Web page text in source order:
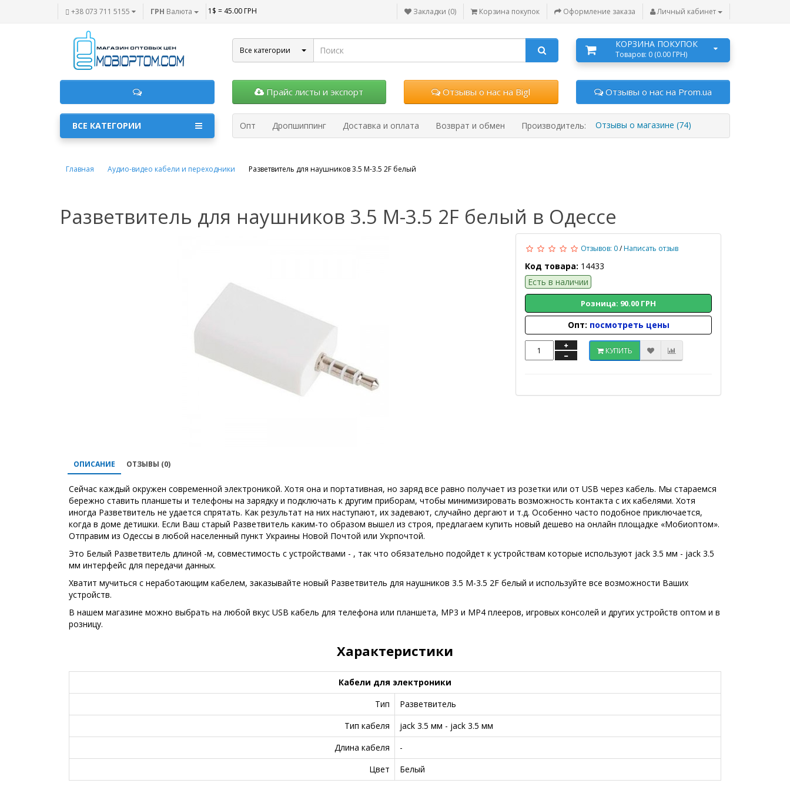
+38 073 711 5155 ГРН Валюта 1$ = 45.00 ГРН Закладки (0) Корзина покупок Оформление заказа Личный кабинет
Все категории
КОРЗИНА ПОКУПОК
Товаров: 0 (0.00 ГРН)
Прайс листы и экспорт Отзывы о нас на Bigl Отзывы о нас на Prom.ua
Опт Дропшиппинг Доставка и оплата Возврат и обмен Производитель: Отзывы о магазине (74)
ВСЕ КАТЕГОРИИ
Главная Аудио-видео кабели и переходники Разветвитель для наушников 3.5 M-3.5 2F белый
Разветвитель для наушников 3.5 M-3.5 2F белый в Одессе
Отзывов: 0/Написать отзыв
Код товара: 14433
Есть в наличии
Розница: 90.00 ГРН
Опт: посмотреть цены
КУПИТЬ
ОПИСАНИЕ ОТЗЫВЫ (0)
Сейчас каждый окружен современной электроникой. Хотя она и портативная, но заряд все равно получает из розетки или от USB через кабель. Мы стараемся
бережно ставить планшеты и телефоны на зарядку и подключать к другим приборам, чтобы минимизировать возможность контакта с их кабелями. Хотя
иногда Разветвитель не удается спрятать. Как результат на них наступают, их задевают, случайно дергают и т.д. Особенно часто подобное приключается,
когда в доме детишки. Если Ваш старый Разветвитель каким-то образом вышел из строя, предлагаем купить новый дешево на онлайн площадке «Мобиоптом».
Отправим из Одессы в любой населенный пункт Украины Новой Почтой или Укрпочтой.
Это Белый Разветвитель длиной -м, совместимость с устройствами - , так что обязательно подойдет к устройствам которые используют jack 3.5 мм - jack 3.5
мм интерфейс для передачи данных.
Хватит мучиться с неработающим кабелем, заказывайте новый Разветвитель для наушников 3.5 M-3.5 2F белый и используйте все возможности Ваших
устройств.
В нашем магазине можно выбрать на любой вкус USB кабель для телефона или планшета, MP3 и MP4 плееров, игровых консолей и других устройств оптом и в
розницу.
Характеристики
Кабели для электроники
Тип
Разветвитель
Тип кабеля
jack 3.5 мм - jack 3.5 мм
Длина кабеля
-
Цвет
Белый